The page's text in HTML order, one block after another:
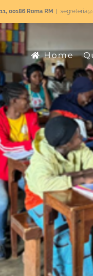
00186 Roma RM
Home